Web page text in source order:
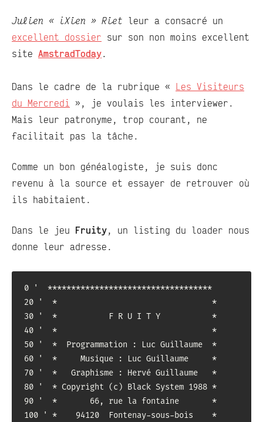
Julien « iXien » Riet leur a consacré un
excellent dossier sur son non moins excellent
site AmstradToday.
Dans le cadre de la rubrique « Les Visiteurs
du Mercredi », je voulais les interviewer.
Mais leur patronyme, trop courant, ne
facilitait pas la tâche.
Comme un bon généalogiste, je suis donc
revenu à la source et essayer de retrouver où
ils habitaient.
Dans le jeu Fruity, un listing du loader nous
donne leur adresse.
0 '  ***********************************
20 '  *                                 *
30 '  *           F R U I T Y           *
40 '  *                                 *
50 '  *  Programmation : Luc Guillaume  *
60 '  *     Musique : Luc Guillaume     *
70 '  *   Graphisme : Hervé Guillaume   *
80 '  * Copyright (c) Black System 1988 *
90 '  *       66, rue la fontaine       *
100 ' *    94120  Fontenay-sous-bois    *